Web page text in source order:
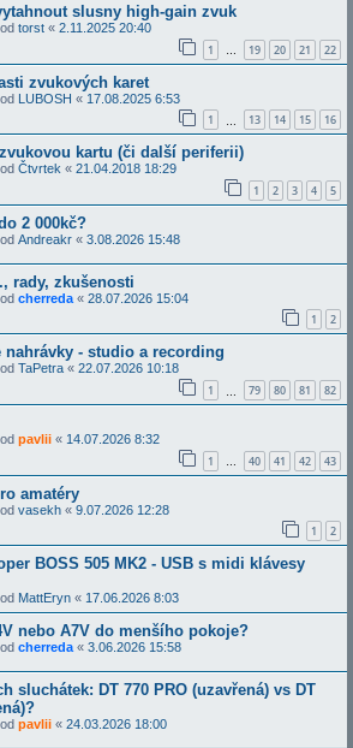
slusny high-gain zvuk
torst « 2.11.2025 20:40
1 … 19 20 21 22
zvukových karet
LUBOSH « 17.08.2025 6:53
1 13 14 15 16
kartu (či další periferii)
Čtvrtek « 21.04.2018 18:29
1 2 3 4 5
2 000kč?
Andreakr « 3.08.2026 15:48
rady, zkušenosti
cherreda « 28.07.2026 15:04
1 2
nahrávky - studio a recording
TaPetra « 22.07.2026 10:18
1 79 80 81 82
pavlii « 14.07.2026 8:32
1 … 40 41 42 43
amatéry
vasekh « 9.07.2026 12:28
1 2
BOSS 505 MK2 - USB s midi klávesy
MattEryn « 17.06.2026 8:03
nebo A7V do menšího pokoje?
cherreda« 3.06.2026 15:58
sluchátek: DT 770 PRO (uzavřená) vs DT
pavlii « 24.03.2026 18:00